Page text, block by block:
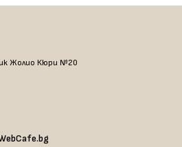
Жолио Кюри №20